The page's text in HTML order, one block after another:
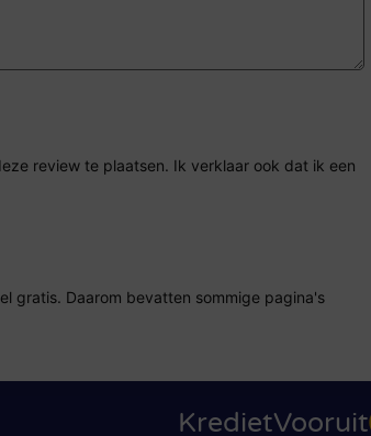
review te plaatsen. Ik verklaar ook dat ik een
gratis. Daarom bevatten sommige pagina's
KredietVooruit